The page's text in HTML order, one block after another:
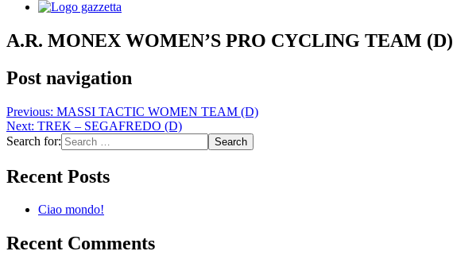
A.R. MONEX WOMEN’S PRO CYCLING TEAM (D)
Post navigation
Previous: MASSI TACTIC WOMEN TEAM (D)
Next: TREK – SEGAFREDO (D)
Search for:
Recent Posts
Ciao mondo!
Recent Comments